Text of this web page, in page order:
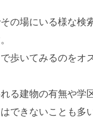
の場にいる様な検
歩いてみるのをオ
る建物の有無や学
できないことも多